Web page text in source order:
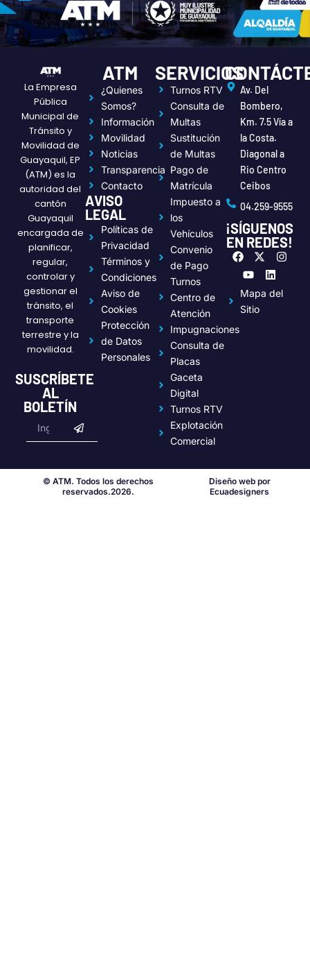
La Empresa
Pública
Municipal de
Tránsito y
Movilidad de
Guayaquil, EP
(ATM) es la
autoridad del
cantón
Guayaquil
encargada de
planificar,
regular,
controlar y
gestionar el
tránsito, el
transporte
terrestre y la
movilidad.
SUSCRÍBETE
AL
BOLETÍN
ATM
¿Quienes
Somos?
Información
Movilidad
Noticias
Transparencia
Contacto
AVISO
LEGAL
Políticas de
Privacidad
Términos y
Condiciones
Aviso de
Cookies
Protección
de Datos
Personales
SERVICIOS
Turnos RTV
Consulta de
Multas
Sustitución
de Multas
Pago de
Matrícula
Impuesto a
los
Vehículos
Convenio
de Pago
Turnos
Centro de
Atención
Impugnaciones
Consulta de
Placas
Gaceta
Digital
Turnos RTV
Explotación
Comercial
Av. Del
Bombero,
Km. 7.5 Vía a
la Costa.
Diagonal a
Rio Centro
Ceibos
04.259-9555
¡SÍGUENOS
EN REDES!
F
a
c
e
b
o
k
X
-
i
t
I
n
t
a
Y
u
t
u
b
n
k
e
Mapa del
Sitio
© ATM. Todos los derechos
reservados.2026.
Diseño web por
Ecuadesigners